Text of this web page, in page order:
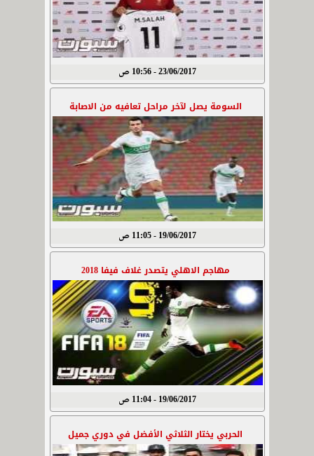
23/06/2017 - 10:56 ص
السومة يصل لآخر مراحل تعافيه من الاصابة
19/06/2017 - 11:05 ص
مهاجم الاهلي يتصدر غلاف فيفا 2018
19/06/2017 - 11:04 ص
الحربي يختار الثلاثي الأفضل في دوري جميل